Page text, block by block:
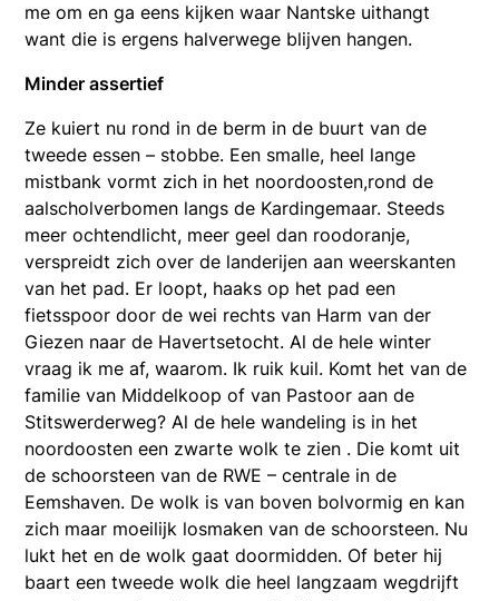
me om en ga eens kijken waar Nantske uithangt
want die is ergens halverwege blijven hangen.
Minder assertief
Ze kuiert nu rond in de berm in de buurt van de
tweede essen – stobbe. Een smalle, heel lange
mistbank vormt zich in het noordoosten,rond de
aalscholverbomen langs de Kardingemaar. Steeds
meer ochtendlicht, meer geel dan roodoranje,
verspreidt zich over de landerijen aan weerskanten
van het pad. Er loopt, haaks op het pad een
fietsspoor door de wei rechts van Harm van der
Giezen naar de Havertsetocht. Al de hele winter
vraag ik me af, waarom. Ik ruik kuil. Komt het van de
familie van Middelkoop of van Pastoor aan de
Stitswerderweg? Al de hele wandeling is in het
noordoosten een zwarte wolk te zien . Die komt uit
de schoorsteen van de RWE – centrale in de
Eemshaven. De wolk is van boven bolvormig en kan
zich maar moeilijk losmaken van de schoorsteen. Nu
lukt het en de wolk gaat doormidden. Of beter hij
baart een tweede wolk die heel langzaam wegdrijft